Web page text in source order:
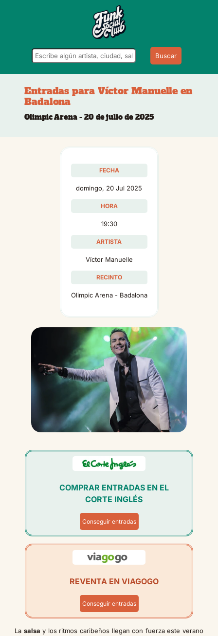
Buscar
Entradas para Víctor Manuelle en
Badalona
Olimpic Arena - 20 de julio de 2025
FECHA
domingo, 20 Jul 2025
HORA
19:30
ARTISTA
Víctor Manuelle
RECINTO
Olimpic Arena - Badalona
COMPRAR ENTRADAS EN EL
CORTE INGLÉS
Conseguir entradas
REVENTA EN VIAGOGO
Conseguir entradas
La salsa y los ritmos caribeños llegan con fuerza este verano